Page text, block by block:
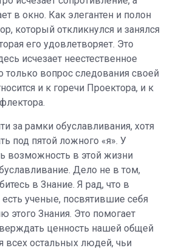
в окно. Как элегантен и полон
который откликнулся и занялся
его удовлетворяет. Это
исчезает неестественное
только вопрос следования своей
и к горечи Проектора, и к
рамки обуславливания, хотя
под пятой ложного «я». У
возможность в этой жизни
Дело не в том,
в Знание. Я рад, что в
ученые, посвятившие себя
этого Знания. Это помогает
ценность нашей общей
всех остальных людей, чьи